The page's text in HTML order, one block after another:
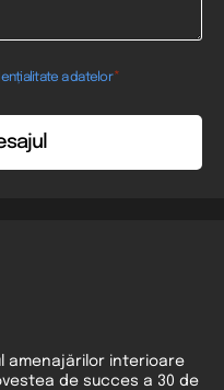
a datelor*
amenajărilor interioare
de succes a 30 de